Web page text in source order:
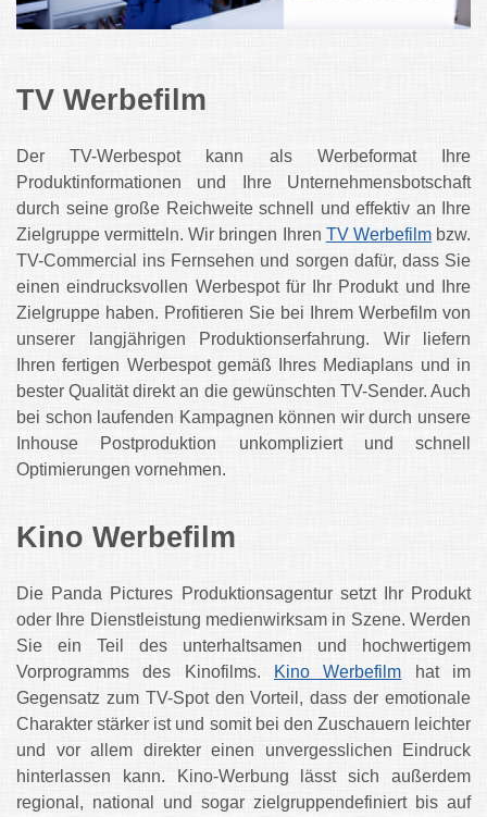
TV Werbefilm
Der TV-Werbespot kann als Werbeformat Ihre
Produktinformationen und Ihre Unternehmensbotschaft
durch seine große Reichweite schnell und effektiv an Ihre
Zielgruppe vermitteln. Wir bringen Ihren TV Werbefilmbzw.
TV-Commercial ins Fernsehen und sorgen dafür, dass Sie
einen eindrucksvollen Werbespot für Ihr Produkt und Ihre
Zielgruppe haben. Profitieren Sie bei Ihrem Werbefilm von
unserer langjährigen Produktionserfahrung. Wir liefern
Ihren fertigen Werbespot gemäß Ihres Mediaplans und in
bester Qualität direkt an die gewünschten TV-Sender. Auch
bei schon laufenden Kampagnen können wir durch unsere
Inhouse Postproduktion unkompliziert und schnell
Optimierungen vornehmen.
Kino Werbefilm
Die Panda Pictures Produktionsagentur setzt Ihr Produkt
oder Ihre Dienstleistung medienwirksam in Szene. Werden
Sie ein Teil des unterhaltsamen und hochwertigem
Vorprogramms des Kinofilms.
Kino Werbefilm hat im
Gegensatz zum TV-Spot den Vorteil, dass der emotionale
Charakter stärker ist und somit bei den Zuschauern leichter
und vor allem direkter einen unvergesslichen Eindruck
hinterlassen kann. Kino-Werbung lässt sich außerdem
regional, national und sogar zielgruppendefiniert bis auf